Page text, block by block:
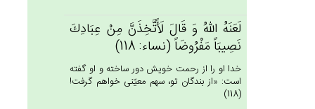
لَعَنَه‌ُ الله‌ُ وَ قَال‌َ لَأََتَّخِذَن‌َّ مِن‌ْ عِبَادِك‌َ
نَصِيبَاً مَفْرُوضَاً (نساء: 118)
خدا او را از رحمت خويش دور ساخته و او گفته
است: «از بندگان تو، سهم معيّنى خواهم گرفت!
(118)